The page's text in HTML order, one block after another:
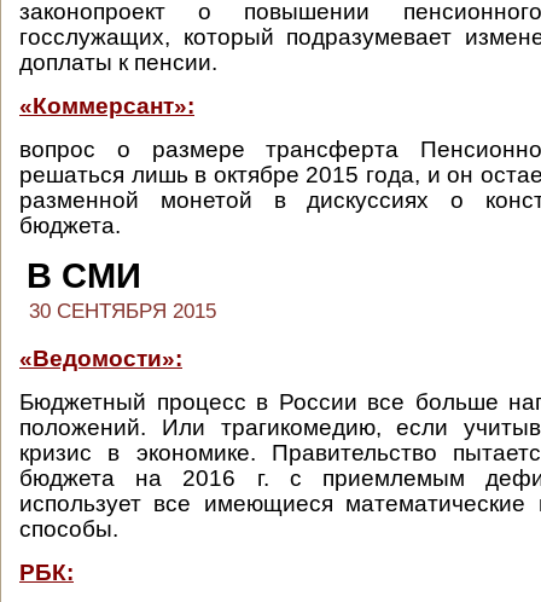
законопроект о повышении
госслужащих, который подразумевает
доплаты к пенсии.
«Коммерсант»:
вопрос о размере трансферта
решаться лишь в октябре 2015 года, и он
разменной монетой в дискуссиях о
бюджета.
В СМИ
30 СЕНТЯБРЯ 2015
«Ведомости»:
Бюджетный процесс в России все больше
положений. Или трагикомедию, если
кризис в экономике. Правительство
бюджета на 2016 г. с приемлемым
использует все имеющиеся математические
способы.
РБК: